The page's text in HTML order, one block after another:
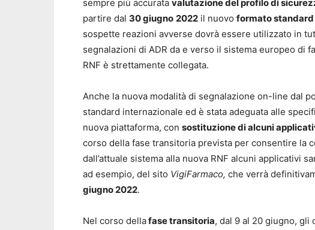
sempre più accurata valutazione del profilo di
partire dal 30 giugno 2022 il nuovo formato
sospette reazioni avverse dovrà essere utilizzato in
segnalazioni di ADR da e verso il sistema europeo di
RNF è strettamente collegata.
Anche la nuova modalità di segnalazione on-line dal
standard internazionale ed è stata adeguata alle
nuova piattaforma, con sostituzione di alcuni
corso della fase transitoria prevista per consentire la
dall’attuale sistema alla nuova RNF alcuni applicativi
ad esempio, del sito VigiFarmaco, che verrà
giugno 2022.
Nel corso dellafase transitoria, dal 9 al 20 giugno,